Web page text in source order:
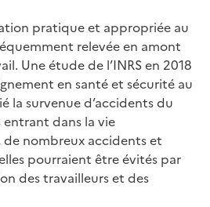
pratique et appropriée au
relevée en amont
Une étude de l’INRS en 2018
en santé et sécurité au
la survenue d’accidents du
entrant dans la vie
de nombreux accidents et
pourraient être évités par
des travailleurs et des